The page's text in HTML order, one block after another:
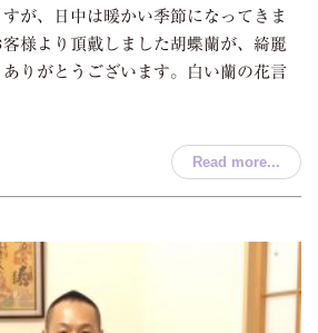
が、日中は暖かい季節になってきま
様より頂戴しました胡蝶蘭が、綺麗
りがとうございます。白い蘭の花言
Read more...